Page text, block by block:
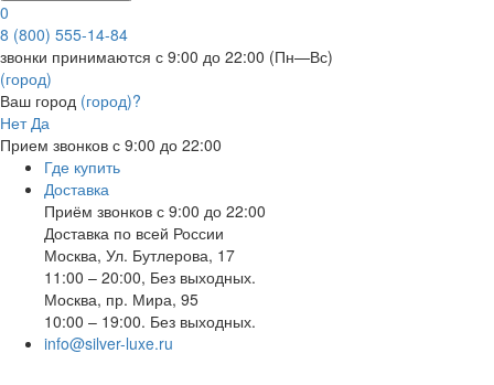
0
8 (800) 555-14-84
звонки принимаются с 9:00 до 22:00 (Пн—Вс)
(город)
Ваш город (город)?
Нет Да
Прием звонков с 9:00 до 22:00
Где купить
Доставка
Приём звонков с 9:00 до 22:00
Доставка по всей России
Москва, Ул. Бутлерова, 17
11:00 – 20:00, Без выходных.
Москва, пр. Мира, 95
10:00 – 19:00. Без выходных.
info@silver-luxe.ru